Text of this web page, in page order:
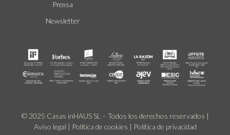
Prensa
Newsletter
© 2025 Casas inHAUS SL – Todos los derechos reservados |
Aviso legal | Política de cookies | Política de privacidad